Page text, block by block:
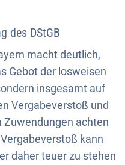
des DStGB
macht deutlich,
Gebot der losweisen
insgesamt auf
Vergabeverstoß und
Zuwendungen achten
kann
daher teuer zu stehen